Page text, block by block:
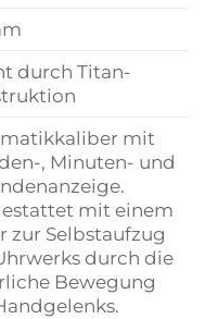
durch Titan-
mit
, Minuten- und
mit einem
zur Selbstaufzug
durch die
Bewegung